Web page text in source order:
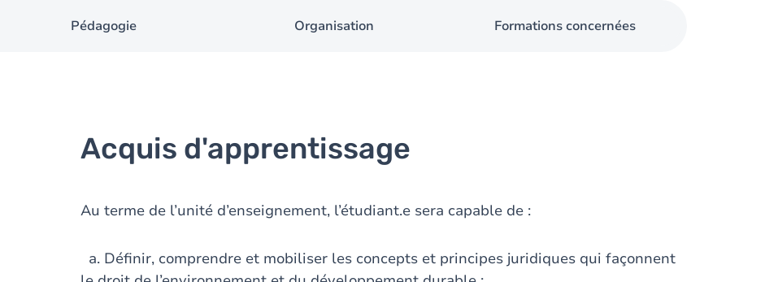
Pédagogie Organisation Formations concernées
Acquis d'apprentissage
Au terme de l’unité d’enseignement, l’étudiant.e sera capable de :
a. Définir, comprendre et mobiliser les concepts et principes juridiques qui façonnent